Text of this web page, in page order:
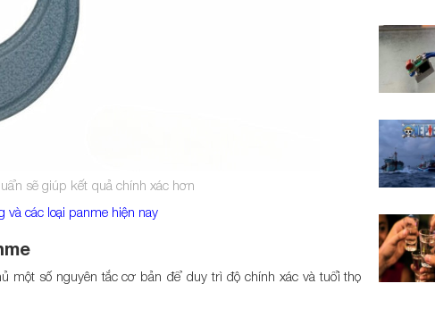
sẽ giúp kết quả chính xác hơn
và các loại panme hiện nay
một số nguyên tắc cơ bản để duy trì độ chính xác và tuổi thọ